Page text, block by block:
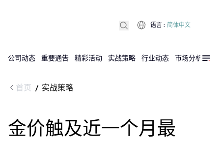
公司动态 重要通告 精彩活动 实战策略 行业动态 市场分析
语言 : 简体中文
首页 / 实战策略
金价触及近一个月最